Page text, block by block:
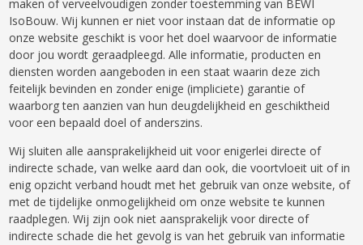
maken of verveelvoudigen zonder toestemming van BEWI
IsoBouw. Wij kunnen er niet voor instaan dat de informatie op
onze website geschikt is voor het doel waarvoor de informatie
door jou wordt geraadpleegd. Alle informatie, producten en
diensten worden aangeboden in een staat waarin deze zich
feitelijk bevinden en zonder enige (impliciete) garantie of
waarborg ten aanzien van hun deugdelijkheid en geschiktheid
voor een bepaald doel of anderszins.
Wij sluiten alle aansprakelijkheid uit voor enigerlei directe of
indirecte schade, van welke aard dan ook, die voortvloeit uit of in
enig opzicht verband houdt met het gebruik van onze website, of
met de tijdelijke onmogelijkheid om onze website te kunnen
raadplegen. Wij zijn ook niet aansprakelijk voor directe of
indirecte schade die het gevolg is van het gebruik van informatie